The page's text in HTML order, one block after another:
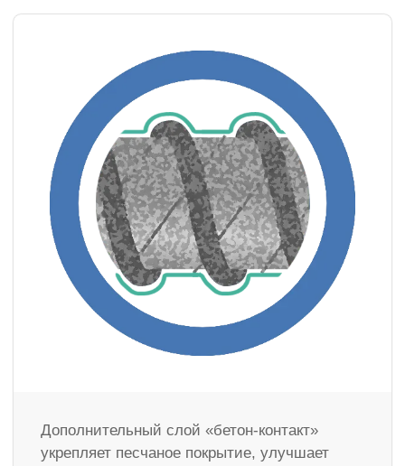
Дополнительный слой «бетон-контакт»
укрепляет песчаное покрытие, улучшает